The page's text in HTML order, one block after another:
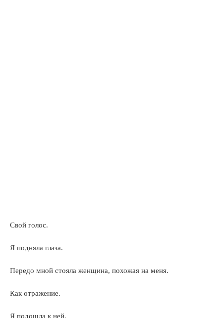
Свой голос.
Я подняла глаза.
Передо мной стояла женщина, похожая на меня.
Как отражение.
Я подошла к ней.